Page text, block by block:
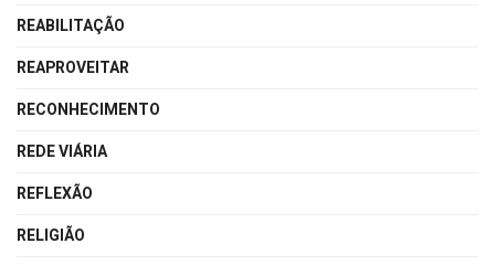
REABILITAÇÃO
REAPROVEITAR
RECONHECIMENTO
REDE VIÁRIA
REFLEXÃO
RELIGIÃO